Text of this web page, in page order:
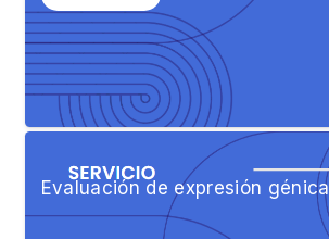
Evaluación de expresión génica